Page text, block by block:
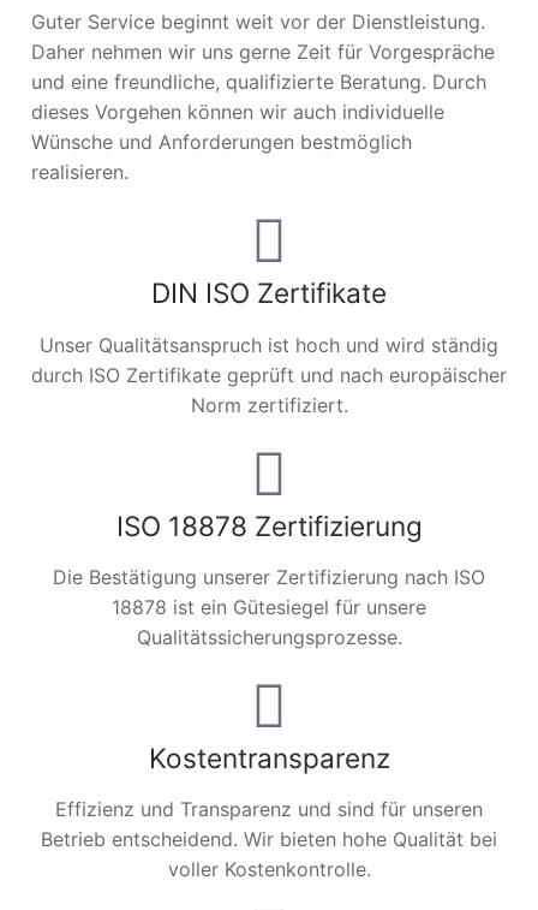
Guter Service beginnt weit vor der Dienstleistung.
Daher nehmen wir uns gerne Zeit für Vorgespräche
und eine freundliche, qualifizierte Beratung. Durch
dieses Vorgehen können wir auch individuelle
Wünsche und Anforderungen bestmöglich
realisieren.
DIN ISO Zertifikate
Unser Qualitätsanspruch ist hoch und wird ständig
durch ISO Zertifikate geprüft und nach europäischer
Norm zertifiziert.
ISO 18878 Zertifizierung
Die Bestätigung unserer Zertifizierung nach ISO
18878 ist ein Gütesiegel für unsere
Qualitätssicherungsprozesse.
Kostentransparenz
Effizienz und Transparenz und sind für unseren
Betrieb entscheidend. Wir bieten hohe Qualität bei
voller Kostenkontrolle.